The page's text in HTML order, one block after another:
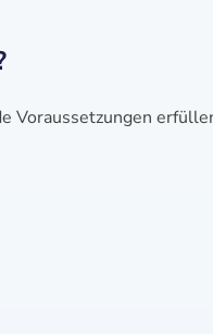
Voraussetzungen